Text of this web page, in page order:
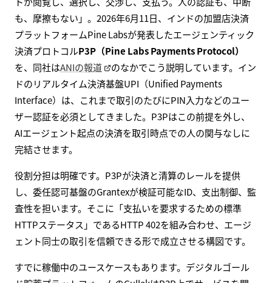
も、摩擦もない」。2026年6月11日、インドの加盟店決済
プラットフォームPine Labsが発表したエージェンティック
決済プロトコルP3P（Pine Labs Payments Protocol）
を、同社はANIの報道
のなかでこう説明しています。イン
ドのリアルタイム決済基盤UPI（Unified Payments
Interface）は、これまで取引のたびにPIN入力などのユー
ザー認証を必須としてきました。P3Pはこの前提を外し、
AIエージェント起点の決済を取引時点での人の関与なしに
完結させます。
役割分担は明確です。P3Pが決済と清算のレールを提供
し、委任認可基盤のGrantexが検証可能なID、支出制御、監
査性を担います。そこに「支払いを要求するための標準
HTTPステータス」であるHTTP 402を組み合わせ、エージ
ェント同士の取引を信頼できる形で成立させる構図です。
すでに稼働中のユースケースもあります。デジタルゴール